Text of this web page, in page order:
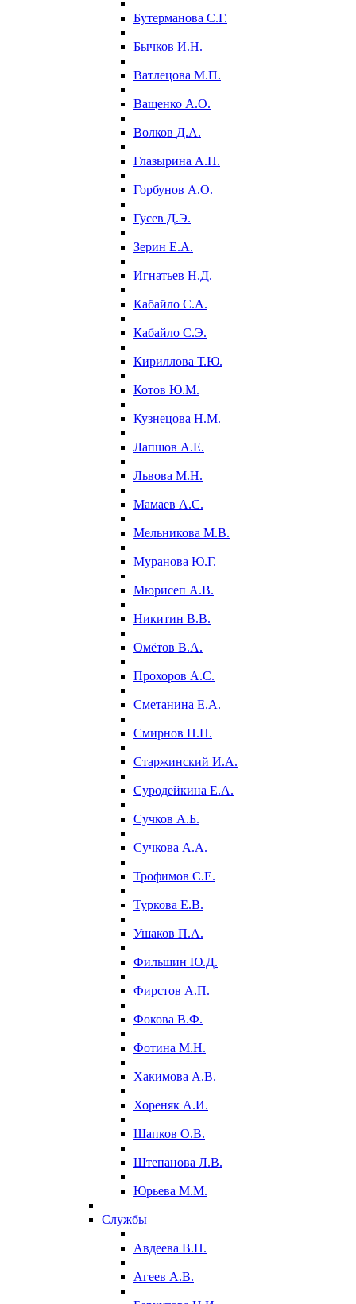
Бутерманова С.Г.
Бычков И.Н.
Ватлецова М.П.
Ващенко А.О.
Волков Д.А.
Глазырина А.Н.
Горбунов А.О.
Гусев Д.Э.
Зерин Е.А.
Игнатьев Н.Д.
Кабайло С.А.
Кабайло С.Э.
Кириллова Т.Ю.
Котов Ю.М.
Кузнецова Н.М.
Лапшов А.Е.
Львова М.Н.
Мамаев А.С.
Мельникова М.В.
Муранова Ю.Г.
Мюрисеп А.В.
Никитин В.В.
Омётов В.А.
Прохоров А.С.
Сметанина Е.А.
Смирнов Н.Н.
Старжинский И.А.
Суродейкина Е.А.
Сучков А.Б.
Сучкова А.А.
Трофимов С.Е.
Туркова Е.В.
Ушаков П.А.
Фильшин Ю.Д.
Фирстов А.П.
Фокова В.Ф.
Фотина М.Н.
Хакимова А.В.
Хореняк А.И.
Шапков О.В.
Штепанова Л.В.
Юрьева М.М.
Службы
Авдеева В.П.
Агеев А.В.